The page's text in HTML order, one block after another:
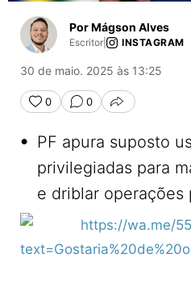
Por Mágson Alves
Escritor INSTAGRAM
30 de maio. 2025 às 13:25
0 0
• PF apura suposto
privilegiadas para
e driblar operações